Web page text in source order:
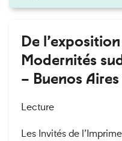
De
Modernités
– Buenos
Lecture
Les Invités de